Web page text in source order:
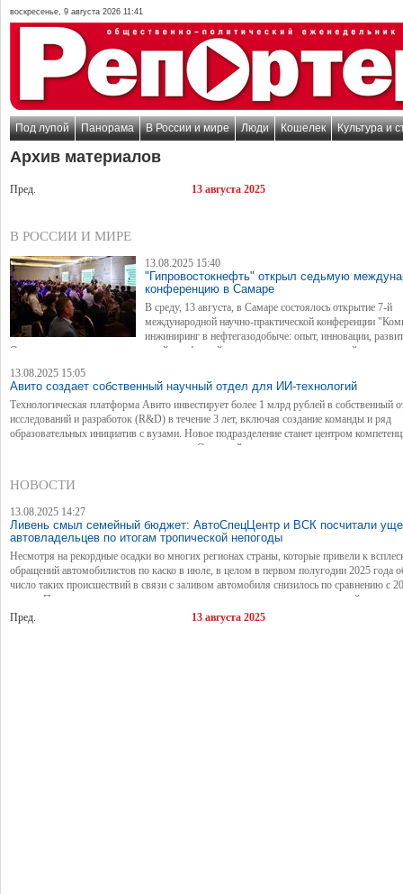
воскресенье, 9 августа 2026 11:41
Под лупой Панорама В России и мире Люди Кошелек Культура и
Архив материалов
Пред. 13 августа 2025
В РОССИИ И МИРЕ
13.08.2025 15:40
"Гипровостокнефть" открыл седьмую
конференцию в Самаре
В среду, 13 августа, в Самаре состоялось открытие 7-й
международной научно-практической конференции
инжиниринг в нефтегазодобыче: опыт, инновации,
Организатором выступил ведущий в нефтяной отрасли страны комплексный институт
и правительства Самарской области.
13.08.2025 15:05
Авито создает собственный научный отдел для ИИ-технологий
Технологическая платформа Авито инвестирует более 1 млрд рублей в собственный
исследований и разработок (R&D) в течение 3 лет, включая создание команды и ряд
образовательных инициатив с вузами. Новое подразделение станет центром
технологиях искусственного интеллекта. Отдел займется практическими
НОВОСТИ
13.08.2025 14:27
Ливень смыл семейный бюджет: АвтоСпецЦентр и ВСК посчитали
автовладельцев по итогам тропической непогоды
Несмотря на рекордные осадки во многих регионах страны, которые привели к
обращений автомобилистов по каско в июле, в целом в первом полугодии 2025 года
число таких происшествий в связи с заливом автомобиля снизилось по сравнению с
годом. При этом минимальная стоимость ремонта после таких происшествий
примерно в 50 тыс. рублей, это без учета скрытой коррозии кузова, которая может
Пред. 13 августа 2025